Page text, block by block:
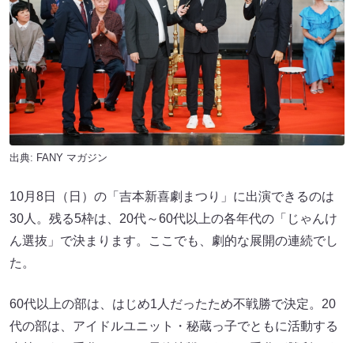
出典: FANY マガジン
10月8日（日）の「吉本新喜劇まつり」に出演できるのは
30人。残る5枠は、20代～60代以上の各年代の「じゃんけ
ん選抜」で決まります。ここでも、劇的な展開の連続でし
た。
60代以上の部は、はじめ1人だったため不戦勝で決定。20
代の部は、アイドルユニット・秘蔵っ子でともに活動する